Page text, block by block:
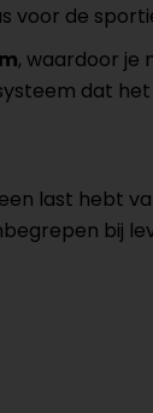
voor de
, waardoor je
dat
last hebt
bij